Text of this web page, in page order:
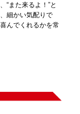
“また来るよ！”と
細かい気配りで
んでくれるかを常